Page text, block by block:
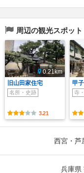
周辺の観光スポット
0.21km
旧山田家住宅
名所・史跡
3.21
甲
寺
西宮・芦
兵庫県